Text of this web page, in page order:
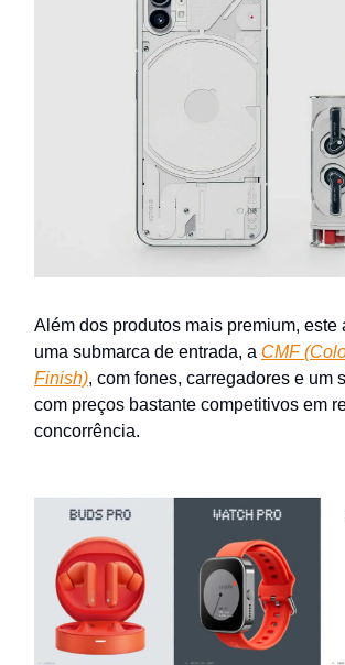
Além dos produtos mais premium, este
uma submarca de entrada, a CMF
Finish), com fones, carregadores e um
com preços bastante competitivos em
concorrência.